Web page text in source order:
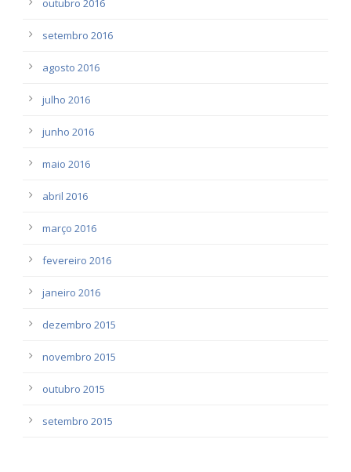
outubro 2016
setembro 2016
agosto 2016
julho 2016
junho 2016
maio 2016
abril 2016
março 2016
fevereiro 2016
janeiro 2016
dezembro 2015
novembro 2015
outubro 2015
setembro 2015